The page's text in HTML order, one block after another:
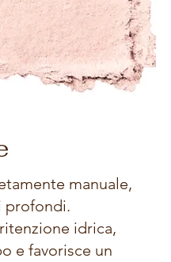
manuale,
profondi.
idrica,
e favorisce un